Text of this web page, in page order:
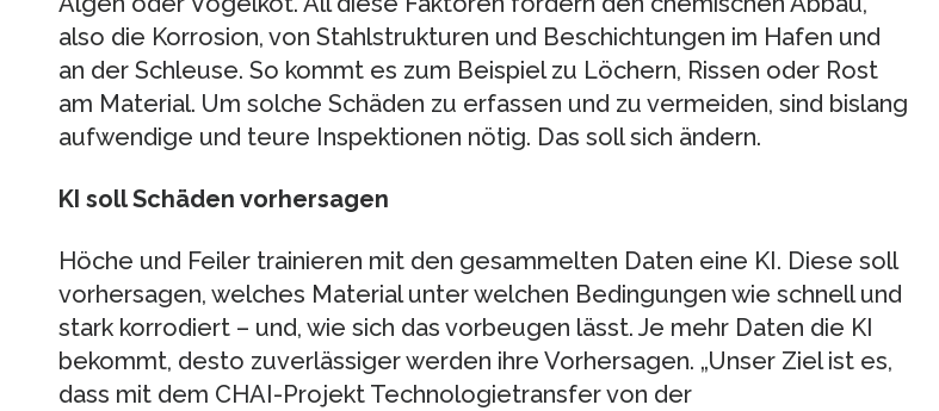
also die Korrosion, von Stahlstrukturen und Beschichtungen im Hafen und
an der Schleuse. So kommt es zum Beispiel zu Löchern, Rissen oder Rost
am Material. Um solche Schäden zu erfassen und zu vermeiden, sind bislang
aufwendige und teure Inspektionen nötig. Das soll sich ändern.
KI soll Schäden vorhersagen
Höche und Feiler trainieren mit den gesammelten Daten eine KI. Diese soll
vorhersagen, welches Material unter welchen Bedingungen wie schnell und
stark korrodiert – und, wie sich das vorbeugen lässt. Je mehr Daten die KI
bekommt, desto zuverlässiger werden ihre Vorhersagen. „Unser Ziel ist es,
dass mit dem CHAI-Projekt Technologietransfer von der